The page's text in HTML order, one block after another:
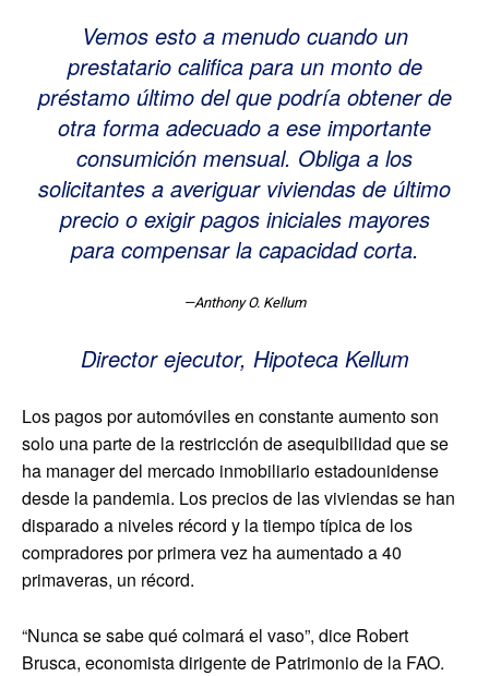
Vemos esto a menudo cuando un
prestatario califica para un monto de
préstamo último del que podría obtener de
otra forma adecuado a ese importante
consumición mensual. Obliga a los
solicitantes a averiguar viviendas de último
precio o exigir pagos iniciales mayores
para compensar la capacidad corta.
—Anthony O. Kellum
Director ejecutor, Hipoteca Kellum
Los pagos por automóviles en constante aumento son
solo una parte de la restricción de asequibilidad que se
ha manager del mercado inmobiliario estadounidense
desde la pandemia. Los precios de las viviendas se han
disparado a niveles récord y la tiempo típica de los
compradores por primera vez ha aumentado a 40
primaveras, un récord.
“Nunca se sabe qué colmará el vaso”, dice Robert
Brusca, economista dirigente de Patrimonio de la FAO.